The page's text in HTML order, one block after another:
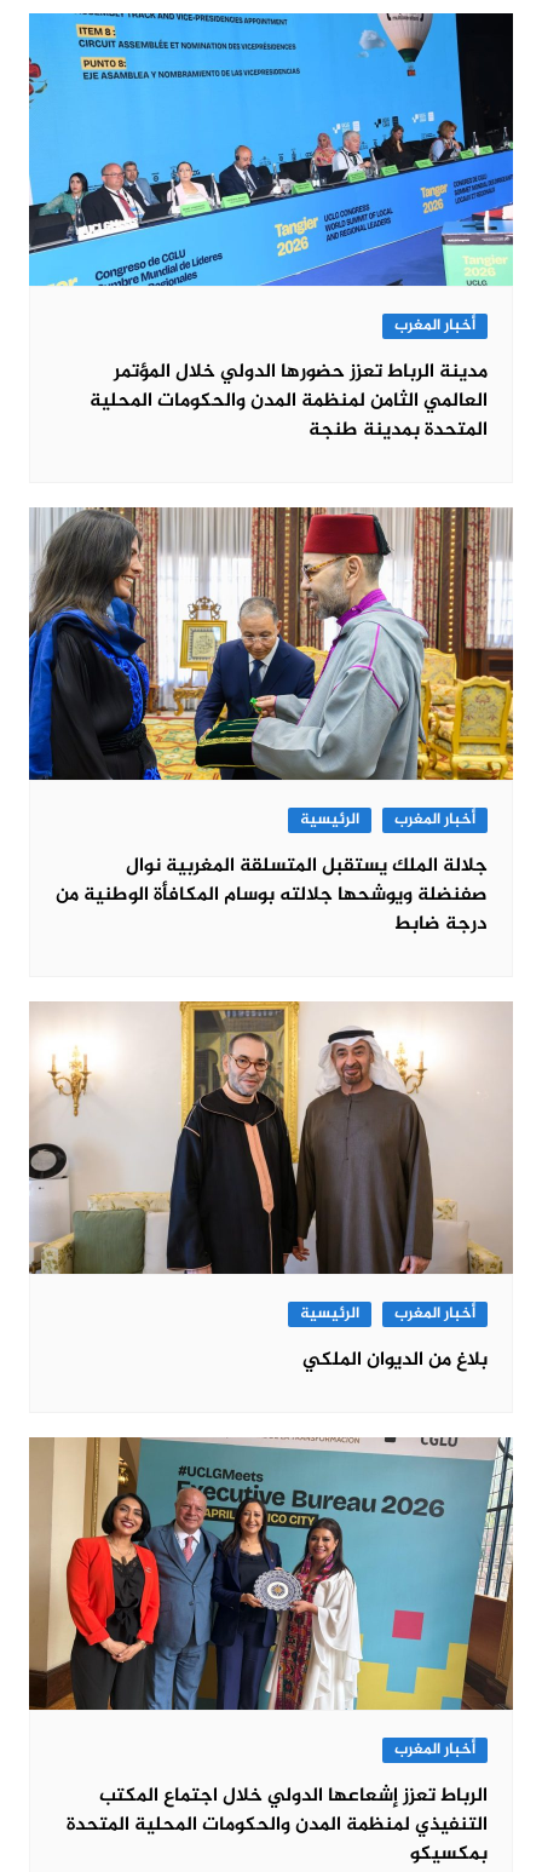
أخبار المغرب
مدينة الرباط تعزز حضورها الدولي خلال المؤتمر
العالمي الثامن لمنظمة المدن والحكومات المحلية
المتحدة بمدينة طنجة
أخبار المغرب الرئيسية
جلالة الملك يستقبل المتسلقة المغربية نوال
صفنضلة ويوشحها جلالته بوسام المكافأة الوطنية من
درجة ضابط
أخبار المغرب الرئيسية
بلاغ من الديوان الملكي
أخبار المغرب
الرباط تعزز إشعاعها الدولي خلال اجتماع المكتب
التنفيذي لمنظمة المدن والحكومات المحلية المتحدة
بمكسيكو